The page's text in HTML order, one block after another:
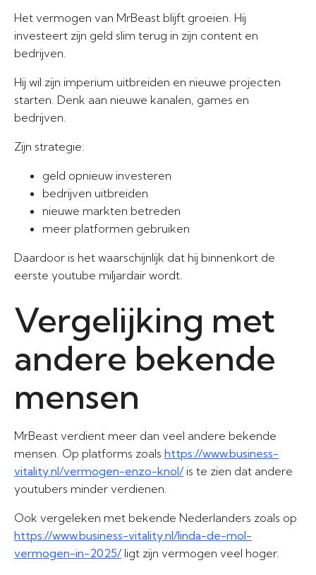
Het vermogen van MrBeast blijft groeien. Hij
investeert zijn geld slim terug in zijn content en
bedrijven.
Hij wil zijn imperium uitbreiden en nieuwe projecten
starten. Denk aan nieuwe kanalen, games en
bedrijven.
Zijn strategie:
geld opnieuw investeren
bedrijven uitbreiden
nieuwe markten betreden
meer platformen gebruiken
Daardoor is het waarschijnlijk dat hij binnenkort de
eerste youtube miljardair wordt.
Vergelijking met
andere bekende
mensen
MrBeast verdient meer dan veel andere bekende
mensen. Op platforms zoals https://www.business-
vitality.nl/vermogen-enzo-knol/is te zien dat andere
youtubers minder verdienen.
Ook vergeleken met bekende Nederlanders zoals op
https://www.business-vitality.nl/linda-de-mol-
vermogen-in-2025/ligt zijn vermogen veel hoger.